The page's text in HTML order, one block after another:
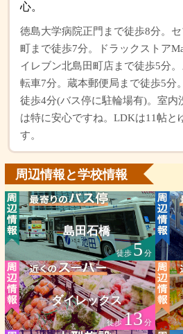
心。
徳島大学病院正門まで徒歩8分。
町まで徒歩7分。ドラックストア
イレブン北島田町店まで徒歩5分
転車7分。蔵本郵便局まで徒歩5分
徒歩4分(バス停に駐輪場有)。室内
は特に安心ですね。LDKは11帖と
す。
周辺情報と学校情報
島田石橋
徒歩5 分
ダイレックス
徒歩13分